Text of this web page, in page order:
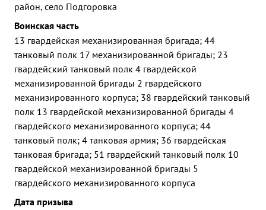
район, село Подгоровка
Воинская часть
13 гвардейская механизированная бригада; 44
танковый полк 17 механизированной бригады; 23
гвардейский танковый полк 4 гвардейской
механизированной бригады 2 гвардейского
механизированного корпуса; 38 гвардейский танковый
полк 13 гвардейской механизированной бригады 4
гвардейского механизированного корпуса; 44
танковый полк; 4 танковая армия; 36 гвардейская
танковая бригада; 51 гвардейский танковый полк 10
гвардейской механизированной бригады 5
гвардейского механизированного корпуса
Дата призыва